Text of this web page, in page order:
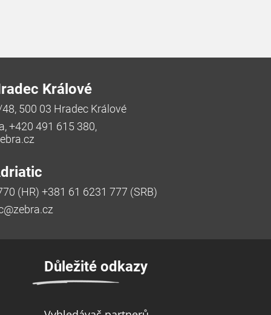
Králové
500 03 Hradec Králové
+420 491 615 380,
(HR) +381 61 6231 777 (SRB)
Důležité odkazy